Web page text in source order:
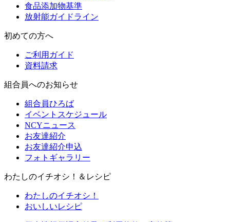
食品添加物基準
放射能ガイドライン
初めての方へ
ご利用ガイド
資料請求
組合員へのお知らせ
組合員ひろば
イベントスケジュール
NCYニュース
お友達紹介
お友達紹介申込
フォトギャラリー
わたしのイチオシ！＆レシピ
わたしのイチオシ！
おいしいレシピ